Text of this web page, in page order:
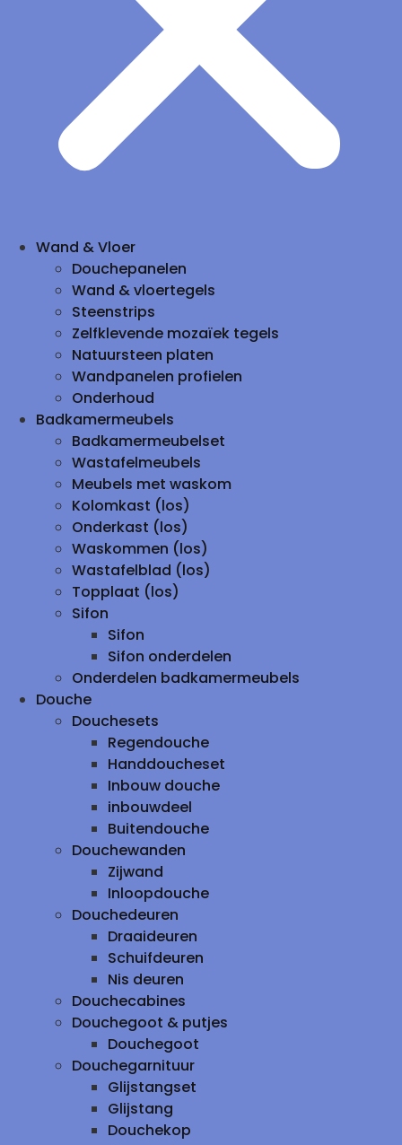
Wand & Vloer
Douchepanelen
Wand & vloertegels
Steenstrips
Zelfklevende mozaïek tegels
Natuursteen platen
Wandpanelen profielen
Onderhoud
Badkamermeubels
Badkamermeubelset
Wastafelmeubels
Meubels met waskom
Kolomkast (los)
Onderkast (los)
Waskommen (los)
Wastafelblad (los)
Topplaat (los)
Sifon
Sifon
Sifon onderdelen
Onderdelen badkamermeubels
Douche
Douchesets
Regendouche
Handdoucheset
Inbouw douche
inbouwdeel
Buitendouche
Douchewanden
Zijwand
Inloopdouche
Douchedeuren
Draaideuren
Schuifdeuren
Nis deuren
Douchecabines
Douchegoot & putjes
Douchegoot
Douchegarnituur
Glijstangset
Glijstang
Douchekop